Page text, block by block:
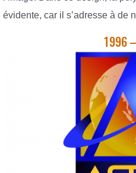
évidente, car il s’adresse à de
1996